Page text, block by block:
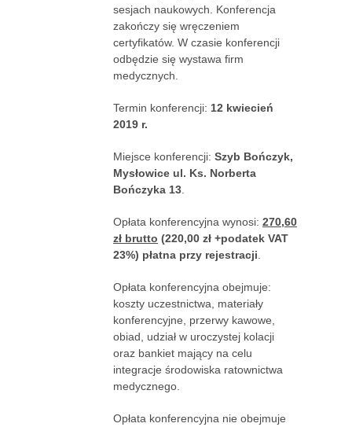
sesjach naukowych. Konferencja
zakończy się wręczeniem
certyfikatów. W czasie konferencji
odbędzie się wystawa firm
medycznych.
Termin konferencji: 12 kwiecień
2019 r.
Miejsce konferencji: Szyb Bończyk,
Mysłowice ul. Ks. Norberta
Bończyka 13
Opłata konferencyjna wynosi: 270,60
zł brutto (220,00 zł +podatek VAT
23%) płatna przy rejestracji
Opłata konferencyjna obejmuje:
koszty uczestnictwa, materiały
konferencyjne, przerwy kawowe,
obiad, udział w uroczystej kolacji
oraz bankiet mający na celu
integracje środowiska ratownictwa
medycznego.
Opłata konferencyjna nie obejmuje